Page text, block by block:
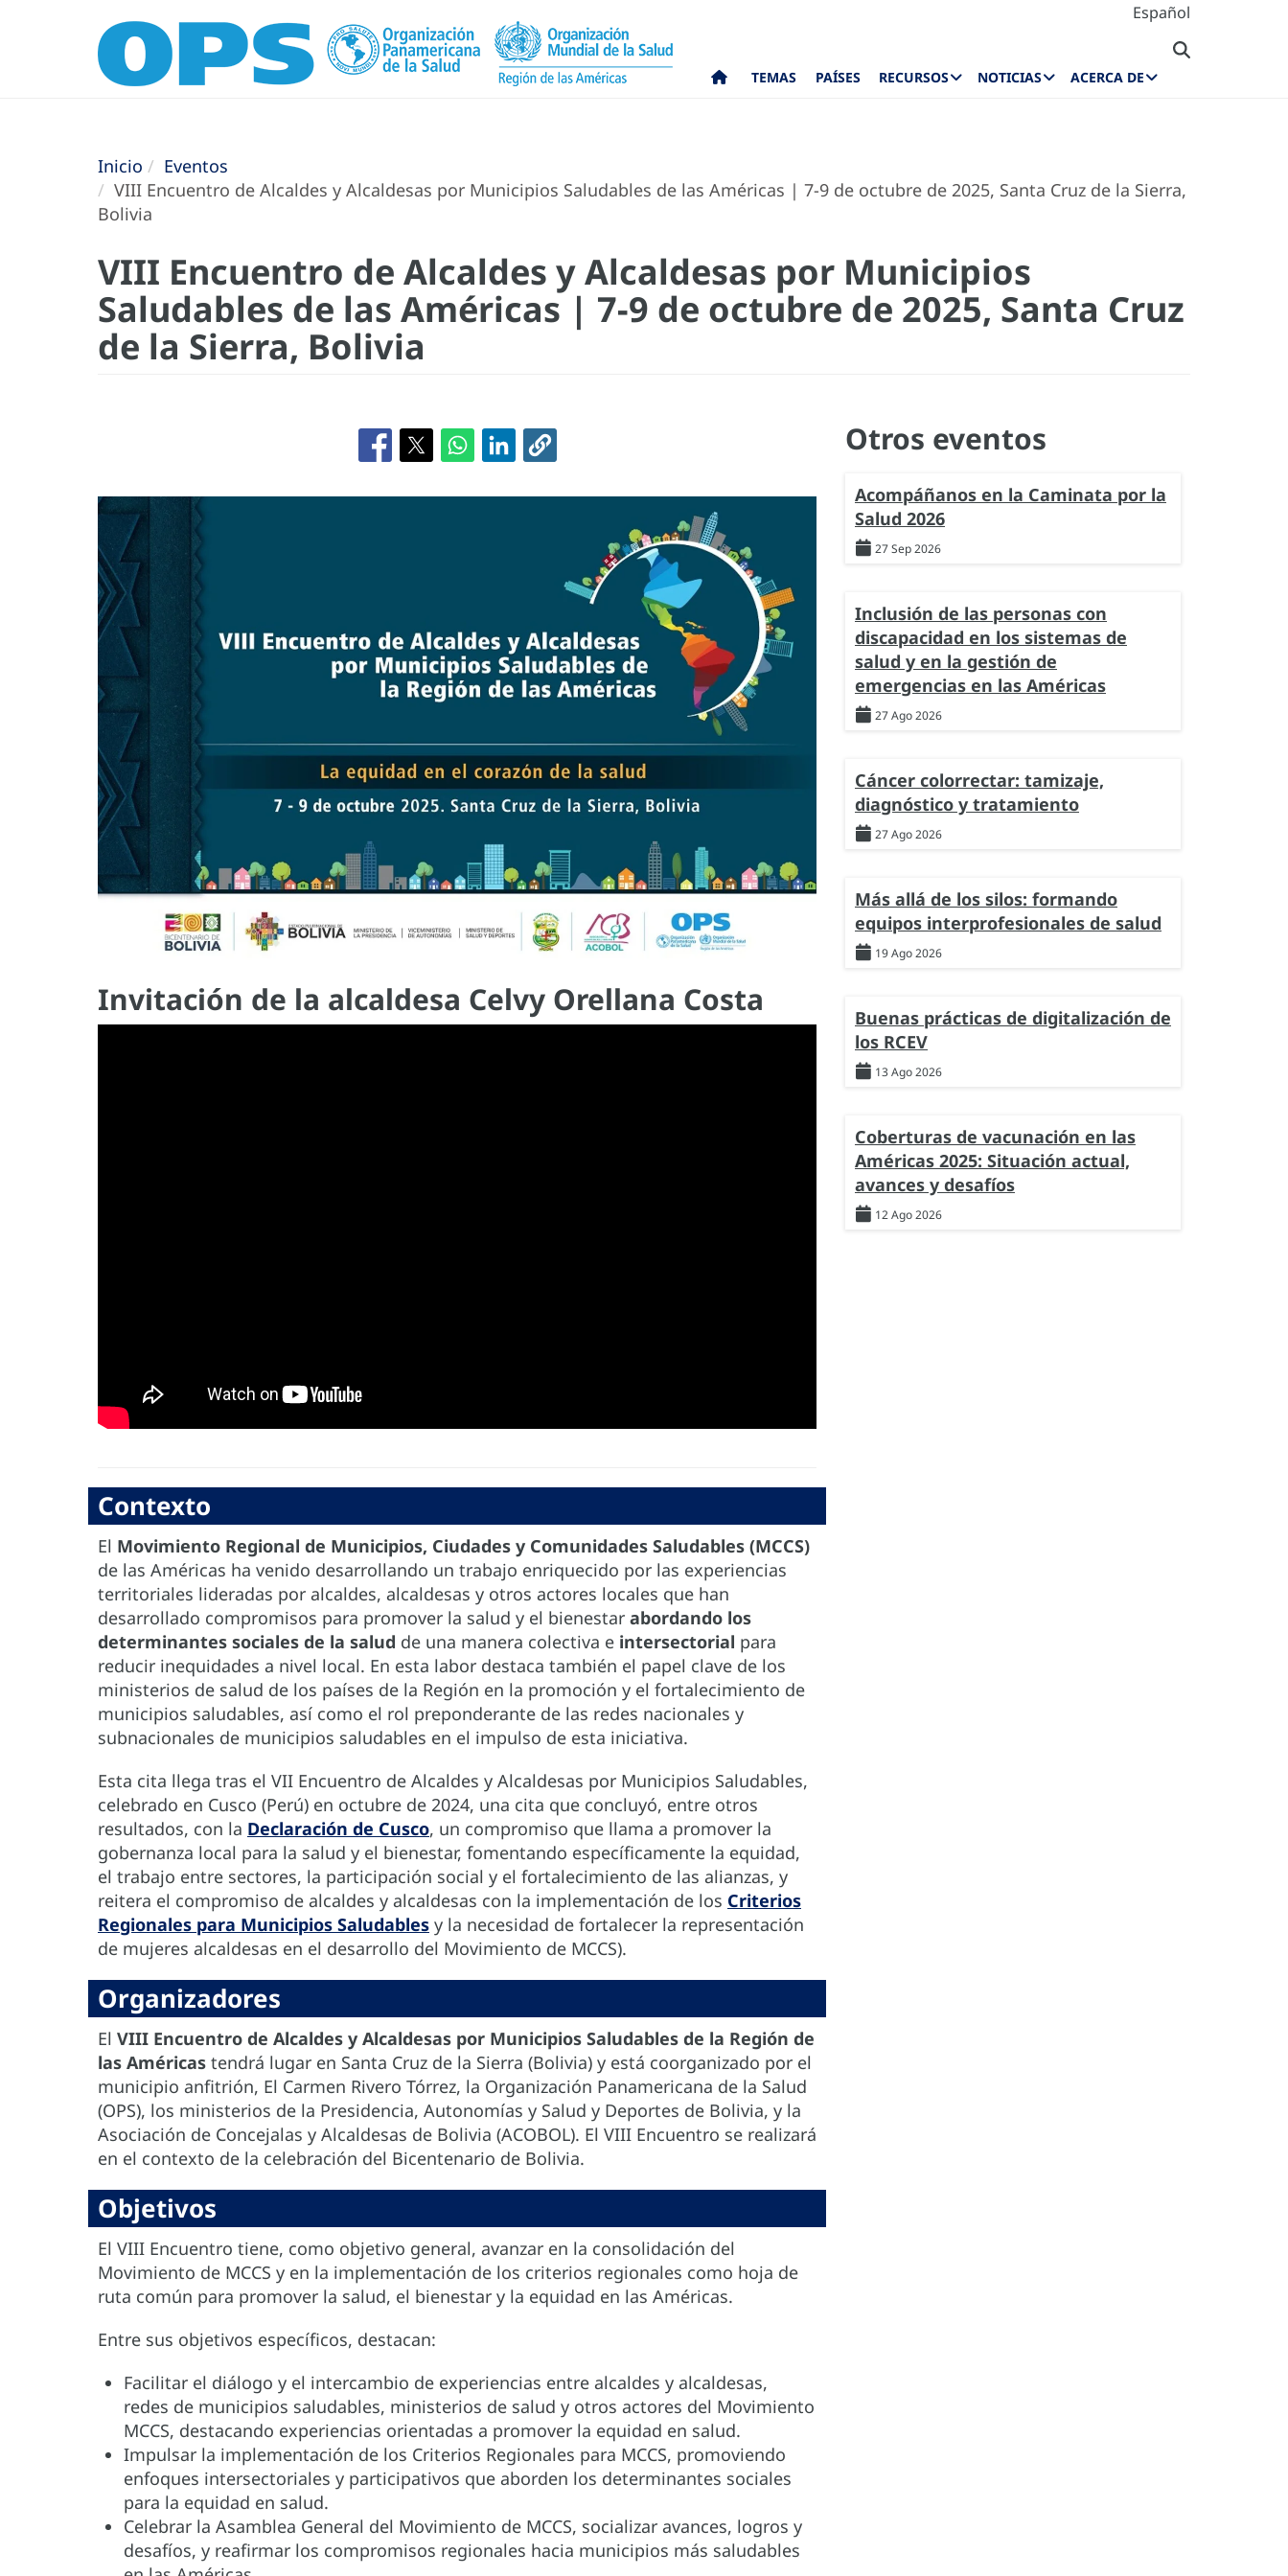
Español
TEMAS PAÍSES RECURSOS NOTICIAS ACERCA DE
Inicio
Eventos
VIII Encuentro de Alcaldes y Alcaldesas por Municipios Saludables de las Américas | 7-9 de octubre de 2025, Santa Cruz de la Sierra,
Bolivia
VIII Encuentro de Alcaldes y Alcaldesas por Municipios
Saludables de las Américas | 7-9 de octubre de 2025, Santa Cruz
de la Sierra, Bolivia
Invitación de la alcaldesa Celvy Orellana Costa
Contexto
El Movimiento Regional de Municipios, Ciudades y Comunidades Saludables (MCCS)
de las Américas ha venido desarrollando un trabajo enriquecido por las experiencias
territoriales lideradas por alcaldes, alcaldesas y otros actores locales que han
desarrollado compromisos para promover la salud y el bienestar abordando los
determinantes sociales de la salud de una manera colectiva e intersectorial para
reducir inequidades a nivel local. En esta labor destaca también el papel clave de los
ministerios de salud de los países de la Región en la promoción y el fortalecimiento de
municipios saludables, así como el rol preponderante de las redes nacionales y
subnacionales de municipios saludables en el impulso de esta iniciativa.
Esta cita llega tras el VII Encuentro de Alcaldes y Alcaldesas por Municipios Saludables,
celebrado en Cusco (Perú) en octubre de 2024, una cita que concluyó, entre otros
resultados, con la Declaración de Cusco, un compromiso que llama a promover la
gobernanza local para la salud y el bienestar, fomentando específicamente la equidad,
el trabajo entre sectores, la participación social y el fortalecimiento de las alianzas, y
reitera el compromiso de alcaldes y alcaldesas con la implementación de los Criterios
Regionales para Municipios Saludables y la necesidad de fortalecer la representación
de mujeres alcaldesas en el desarrollo del Movimiento de MCCS).
Organizadores
El VIII Encuentro de Alcaldes y Alcaldesas por Municipios Saludables de la Región de
las Américas tendrá lugar en Santa Cruz de la Sierra (Bolivia) y está coorganizado por el
municipio anfitrión, El Carmen Rivero Tórrez, la Organización Panamericana de la Salud
(OPS), los ministerios de la Presidencia, Autonomías y Salud y Deportes de Bolivia, y la
Asociación de Concejalas y Alcaldesas de Bolivia (ACOBOL). El VIII Encuentro se realizará
en el contexto de la celebración del Bicentenario de Bolivia.
Objetivos
El VIII Encuentro tiene, como objetivo general, avanzar en la consolidación del
Movimiento de MCCS y en la implementación de los criterios regionales como hoja de
ruta común para promover la salud, el bienestar y la equidad en las Américas.
Entre sus objetivos específicos, destacan:
Facilitar el diálogo y el intercambio de experiencias entre alcaldes y alcaldesas,
redes de municipios saludables, ministerios de salud y otros actores del Movimiento
MCCS, destacando experiencias orientadas a promover la equidad en salud.
Impulsar la implementación de los Criterios Regionales para MCCS, promoviendo
enfoques intersectoriales y participativos que aborden los determinantes sociales
para la equidad en salud.
Celebrar la Asamblea General del Movimiento de MCCS, socializar avances, logros y
desafíos, y reafirmar los compromisos regionales hacia municipios más saludables
Otros eventos
Acompáñanos en la Caminata por la
Salud 2026
27 Sep 2026
Inclusión de las personas con
discapacidad en los sistemas de
salud y en la gestión de
emergencias en las Américas
27 Ago 2026
Cáncer colorrectar: tamizaje,
diagnóstico y tratamiento
27 Ago 2026
Más allá de los silos: formando
equipos interprofesionales de salud
19 Ago 2026
Buenas prácticas de digitalización de
los RCEV
13 Ago 2026
Coberturas de vacunación en las
Américas 2025: Situación actual,
avances y desafíos
12 Ago 2026